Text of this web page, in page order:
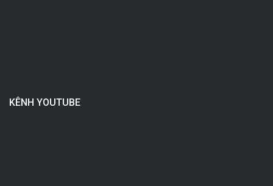
KÊNH YOUTUBE